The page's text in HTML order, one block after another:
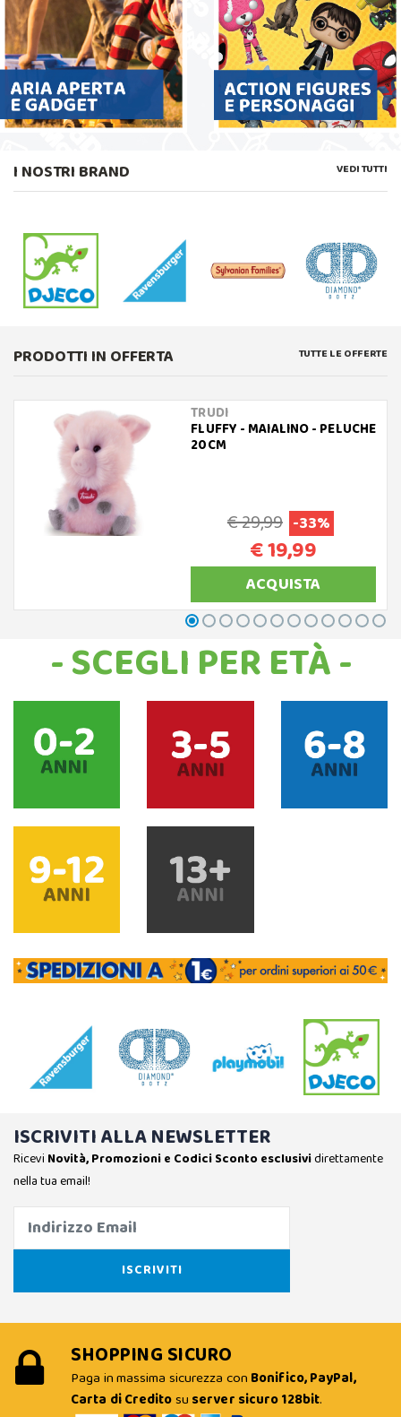
I NOSTRI BRAND VEDI TUTTI
PRODOTTI IN OFFERTA TUTTE LE OFFERTE
TRUDI
FLUFFY - MAIALINO - PELUCHE
20CM
€ 29,99 -33%
€ 19,99
ACQUISTA
- SCEGLI PER ETÀ -
ISCRIVITI ALLA NEWSLETTER
Ricevi Novità, Promozioni e Codici Sconto esclusividirettamente
nella tua email!
SHOPPING SICURO
Paga in massima sicurezza con Bonifico, PayPal,
Carta di Creditosu server sicuro 128bit.